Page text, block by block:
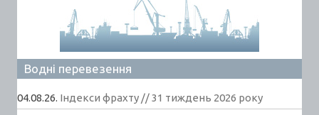
Водні перевезення
04.08.26. Індекси фрахту // 31 тиждень 2026 року